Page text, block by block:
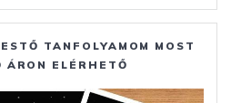
TANFOLYAMOM MOST
ÁRON ELÉRHETŐ